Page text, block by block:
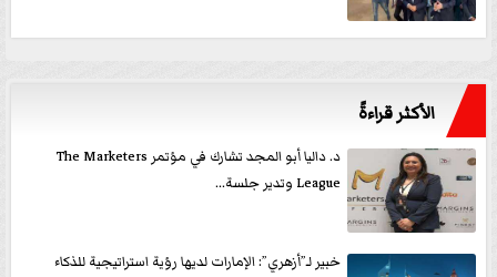
الأكثر قراءةً
د. داليا أبو المجد تشارك في مؤتمر The Marketers
League وتدير جلسة...
خبير لـ”أزهري”: الإمارات لديها رؤية استراتيجية للذكاء